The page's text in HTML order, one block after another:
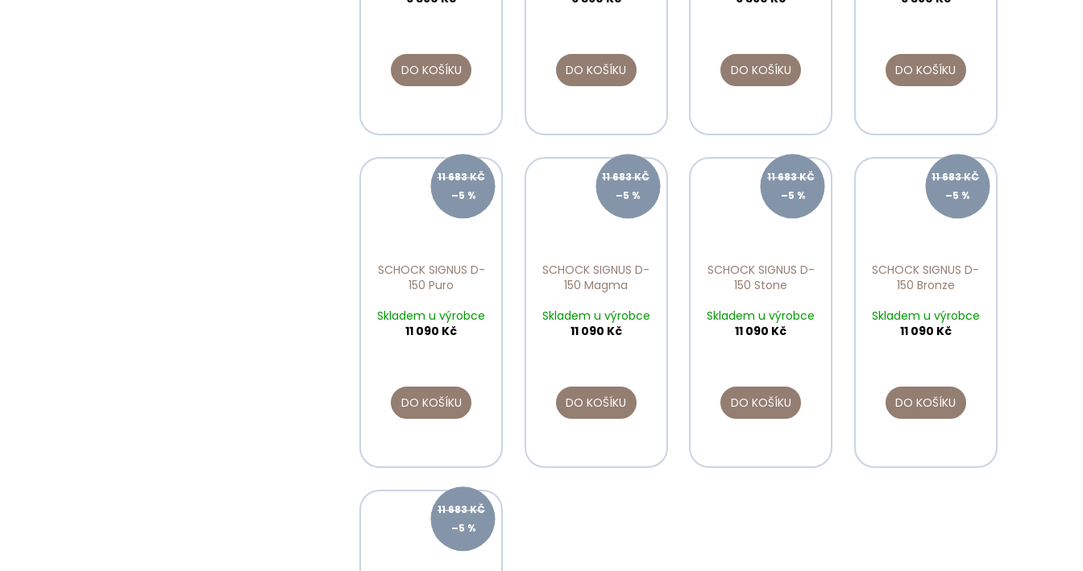
DO KOŠÍKU DO KOŠÍKU DO KOŠÍKU DO KOŠÍKU
11 683 KČ
–5 %
SCHOCK SIGNUS D-
150 Puro
Skladem u výrobce
11 090 Kč
DO KOŠÍKU
11 683 KČ
–5 %
SCHOCK SIGNUS D-
150 Magma
Skladem u výrobce
11 090 Kč
DO KOŠÍKU
11 683 KČ
–5 %
SCHOCK SIGNUS D-
150 Stone
Skladem u výrobce
11 090 Kč
DO KOŠÍKU
11 683 KČ
–5 %
SCHOCK SIGNUS D-
150 Bronze
Skladem u výrobce
11 090 Kč
DO KOŠÍKU
11 683 KČ
–5 %